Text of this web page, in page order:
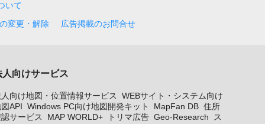
いて
変更・解除 広告掲載のお問合せ
人向けサービス
向け地図・位置情報サービス
WEBサイト・システム向け
API Windows PC向け地図開発キット MapFan DB 住所
サービス
MAP WORLD+ トリマ広告 Geo-Research
ス